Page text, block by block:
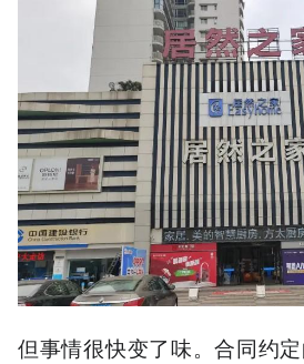
但事情很快变了味。合同约